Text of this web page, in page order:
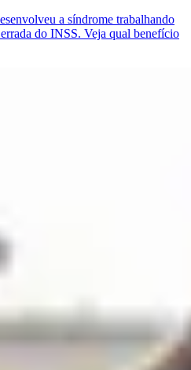
a síndrome trabalhando
do INSS. Veja qual benefício